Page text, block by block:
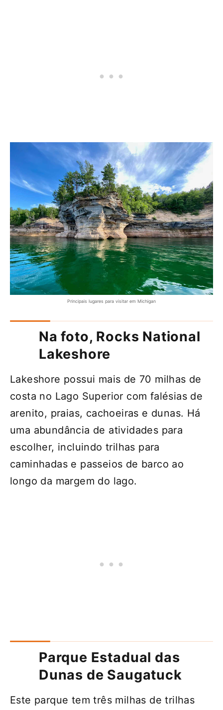
Principais lugares para visitar em Michigan
Na foto, Rocks National
Lakeshore
Lakeshore possui mais de 70 milhas de
costa no Lago Superior com falésias de
arenito, praias, cachoeiras e dunas. Há
uma abundância de atividades para
escolher, incluindo trilhas para
caminhadas e passeios de barco ao
longo da margem do lago.
Parque Estadual das
Dunas de Saugatuck
Este parque tem três milhas de trilhas